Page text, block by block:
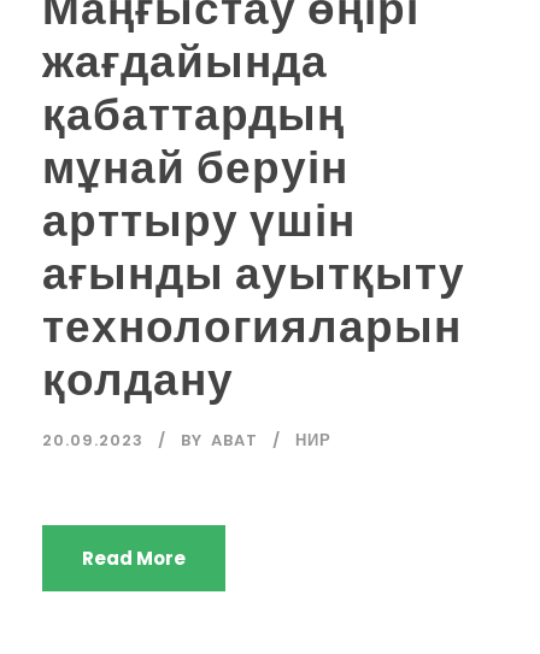
жағдайында
қабаттардың
мұнай беруін
арттыру үшін
ағынды ауытқыту
технологияларын
қолдану
20.09.2023 BY ABAT НИР
Read More